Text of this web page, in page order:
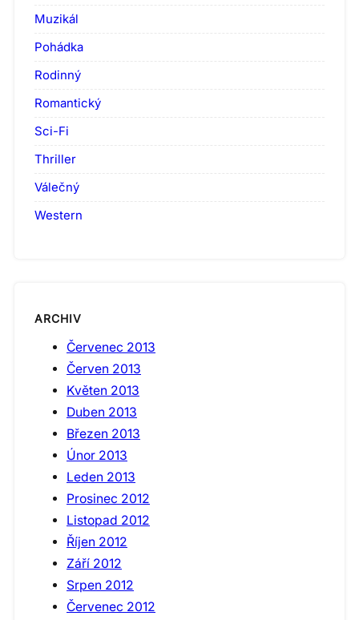
Muzikál
Pohádka
Rodinný
Romantický
Sci-Fi
Thriller
Válečný
Western
ARCHIV
Červenec 2013
Červen 2013
Květen 2013
Duben 2013
Březen 2013
Únor 2013
Leden 2013
Prosinec 2012
Listopad 2012
Říjen 2012
Září 2012
Srpen 2012
Červenec 2012